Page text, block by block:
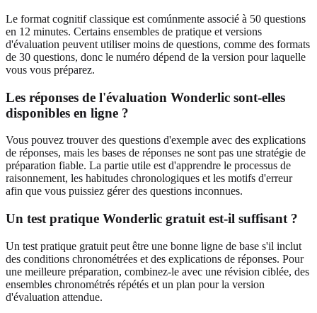
Le format cognitif classique est comúnmente associé à 50 questions
en 12 minutes. Certains ensembles de pratique et versions
d'évaluation peuvent utiliser moins de questions, comme des formats
de 30 questions, donc le numéro dépend de la version pour laquelle
vous vous préparez.
Les réponses de l'évaluation Wonderlic sont-elles
disponibles en ligne ?
Vous pouvez trouver des questions d'exemple avec des explications
de réponses, mais les bases de réponses ne sont pas une stratégie de
préparation fiable. La partie utile est d'apprendre le processus de
raisonnement, les habitudes chronologiques et les motifs d'erreur
afin que vous puissiez gérer des questions inconnues.
Un test pratique Wonderlic gratuit est-il suffisant ?
Un test pratique gratuit peut être une bonne ligne de base s'il inclut
des conditions chronométrées et des explications de réponses. Pour
une meilleure préparation, combinez-le avec une révision ciblée, des
ensembles chronométrés répétés et un plan pour la version
d'évaluation attendue.